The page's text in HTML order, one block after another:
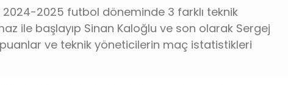
2024-2025 futbol döneminde 3 farklı teknik
ile başlayıp Sinan Kaloğlu ve son olarak Sergej
ve teknik yöneticilerin maç istatistikleri